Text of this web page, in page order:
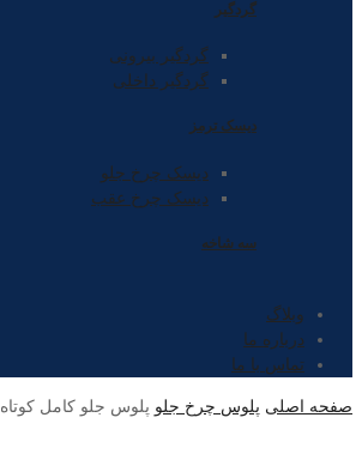
گردگیر
گردگیر بیرونی
گردگیر داخلی
دیسک ترمز
دیسک چرخ جلو
دیسک چرخ عقب
سه شاخه
وبلاگ
درباره ما
تماس با ما
صفحه اصلی پلوس چرخ جلو پلوس جلو کامل کوتاه